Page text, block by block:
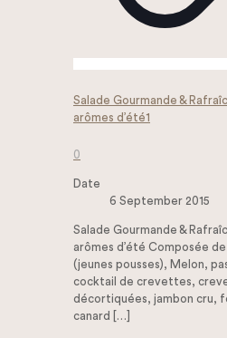
Salade Gourmande &
arômes d’été1
0
Date
6 September 2015
Salade Gourmande &
arômes d’été Composée
(jeunes pousses), Melon,
cocktail de crevettes,
décortiquées, jambon cru,
canard
[…]